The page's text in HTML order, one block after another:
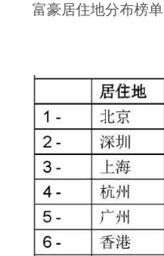
富豪居住地分布榜单